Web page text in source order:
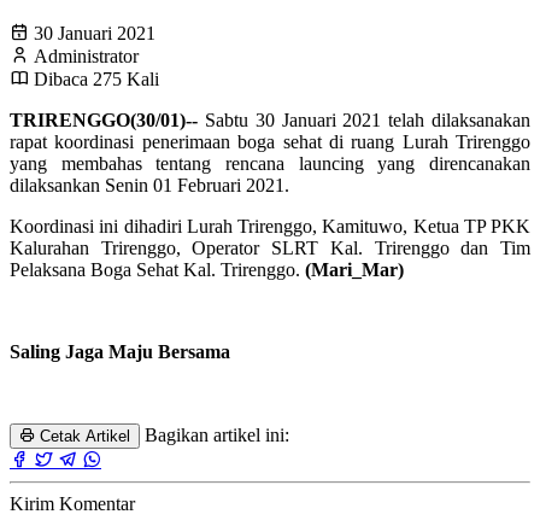
30 Januari 2021
Administrator
Dibaca 275 Kali
TRIRENGGO(30/01)-- Sabtu 30 Januari 2021 telah dilaksanakan
rapat koordinasi penerimaan boga sehat di ruang Lurah Trirenggo
yang membahas tentang rencana launcing yang direncanakan
dilaksankan Senin 01 Februari 2021.
Koordinasi ini dihadiri Lurah Trirenggo, Kamituwo, Ketua TP PKK
Kalurahan Trirenggo, Operator SLRT Kal. Trirenggo dan Tim
Pelaksana Boga Sehat Kal. Trirenggo. (Mari_Mar)
Saling Jaga Maju Bersama
Cetak Artikel Bagikan artikel ini:
Kirim Komentar